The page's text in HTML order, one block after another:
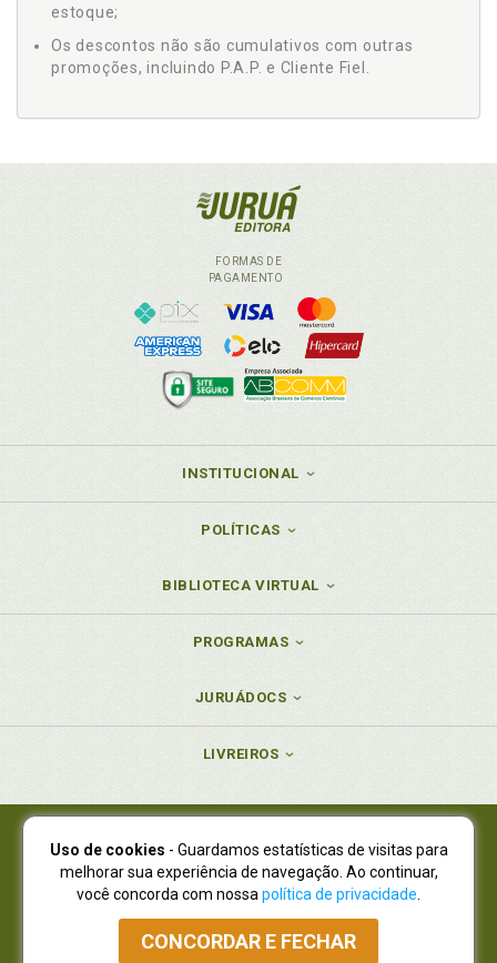
estoque;
Os descontos não são cumulativos com outras
promoções, incluindo P.A.P. e Cliente Fiel.
FORMAS DE
PAGAMENTO
INSTITUCIONAL
POLÍTICAS
BIBLIOTECA VIRTUAL
PROGRAMAS
JURUÁDOCS
LIVREIROS
Juruá Editora Ltda., CNPJ 77.535.508/0001-19
Juruá Informática Ltda., CNPJ 01.701.561/0001-80
NOVO ENDEREÇO:R. Flávio Dallegrave, 7665, São Lourenço |
Curitiba - Paraná - CEP 82210-310
Atendimento: (41) 4009-3900|Vendas Atacado: (41) 4009-3939
Uso de cookies - Guardamos estatísticas de visitas para
melhorar sua experiência de navegação. Ao continuar,
você concorda com nossa política de privacidade
CONCORDAR E FECHAR